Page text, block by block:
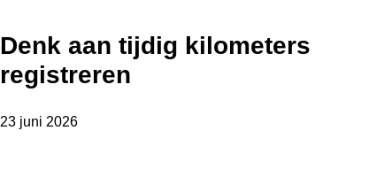
Denk aan tijdig kilometers
registreren
23 juni 2026